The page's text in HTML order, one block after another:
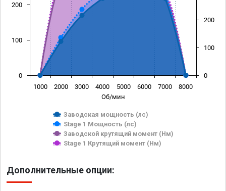
Об/мин
Заводская мощность (лс)
Stage 1 Мощность (лс)
Заводской крутящий момент (Нм)
Stage 1 Крутящий момент (Нм)
1000 2000 3000 4000 5000 6000 7000 8000
0
100
200
0
100
200
Дополнительные опции: